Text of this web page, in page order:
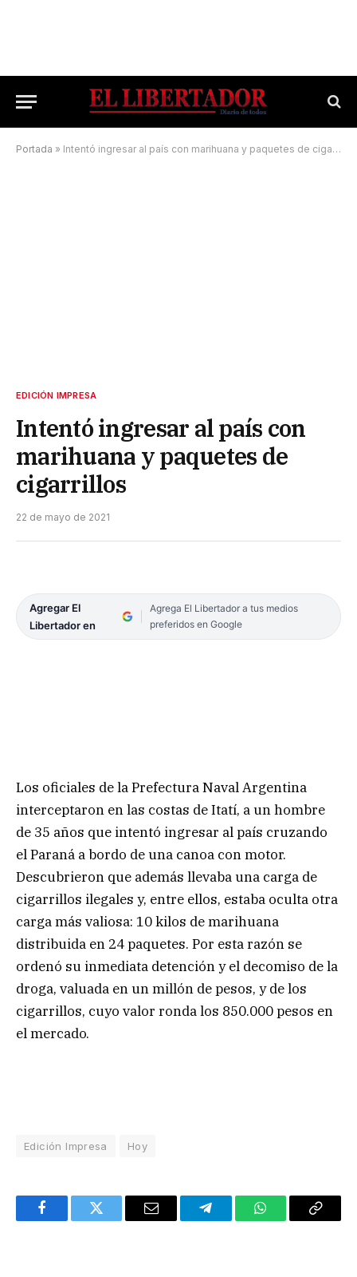
Portada » Intentó ingresar al país con marihuana y paquetes de cigarrillos
EDICIÓN IMPRESA
Intentó ingresar al país con
marihuana y paquetes de
cigarrillos
22 de mayo de 2021
Agregar El
Libertador en
Agrega El Libertador a tus medios
preferidos en Google
Los oficiales de la Prefectura Naval Argentina
interceptaron en las costas de Itatí, a un hombre
de 35 años que intentó ingresar al país cruzando
el Paraná a bordo de una canoa con motor.
Descubrieron que además llevaba una carga de
cigarrillos ilegales y, entre ellos, estaba oculta otra
carga más valiosa: 10 kilos de marihuana
distribuida en 24 paquetes. Por esta razón se
ordenó su inmediata detención y el decomiso de la
droga, valuada en un millón de pesos, y de los
cigarrillos, cuyo valor ronda los 850.000 pesos en
el mercado.
Edición Impresa Hoy
FacebookTwitter Email TelegramWhatsAppCopy